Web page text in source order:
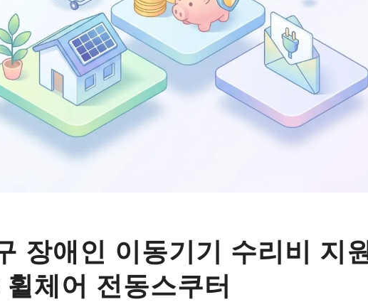
장애인 이동기기 수리비 지원
체어 전동스쿠터